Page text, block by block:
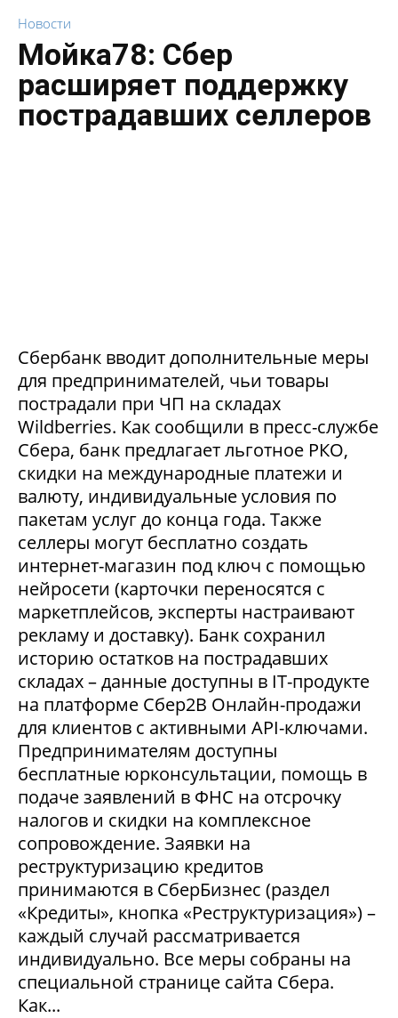
Новости
Мойка78: Сбер
расширяет поддержку
пострадавших селлеров
Сбербанк вводит дополнительные меры
для предпринимателей, чьи товары
пострадали при ЧП на складах
Wildberries. Как сообщили в пресс-службе
Сбера, банк предлагает льготное РКО,
скидки на международные платежи и
валюту, индивидуальные условия по
пакетам услуг до конца года. Также
селлеры могут бесплатно создать
интернет-магазин под ключ с помощью
нейросети (карточки переносятся с
маркетплейсов, эксперты настраивают
рекламу и доставку). Банк сохранил
историю остатков на пострадавших
складах – данные доступны в IT-продукте
на платформе Сбер2В Онлайн-продажи
для клиентов с активными API-ключами.
Предпринимателям доступны
бесплатные юрконсультации, помощь в
подаче заявлений в ФНС на отсрочку
налогов и скидки на комплексное
сопровождение. Заявки на
реструктуризацию кредитов
принимаются в СберБизнес (раздел
«Кредиты», кнопка «Реструктуризация») –
каждый случай рассматривается
индивидуально. Все меры собраны на
специальной странице сайта Сбера.
Как...